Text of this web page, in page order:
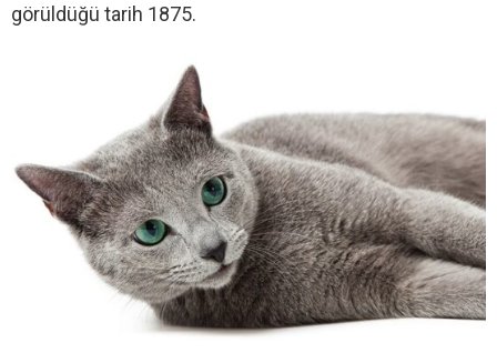
görüldüğü tarih 1875.